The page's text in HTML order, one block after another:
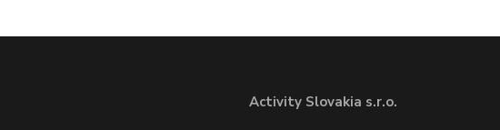
Activity Slovakia s.r.o.